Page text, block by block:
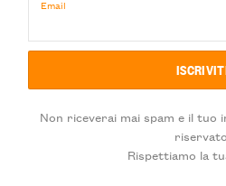
Email
Non riceverai mai spam e il tuo
Rispettiamo la